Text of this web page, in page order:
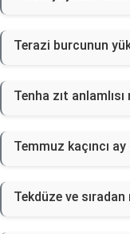
Terazi burcunun
Tenha zıt anlamlısı
Temmuz kaçıncı
Tekdüze ve sıradan